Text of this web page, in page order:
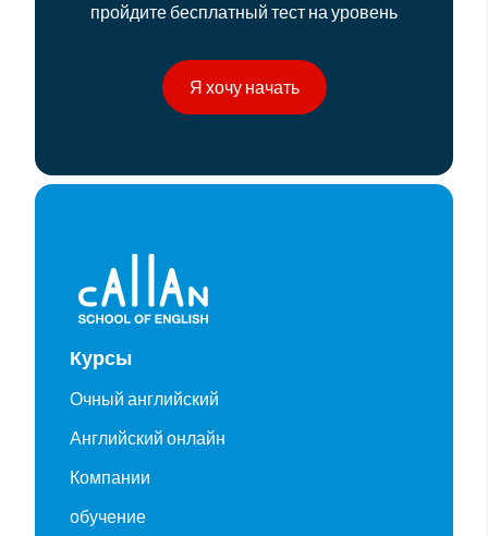
пройдите бесплатный тест на уровень
Я хочу начать
Курсы
Очный английский
Английский онлайн
Компании
обучение